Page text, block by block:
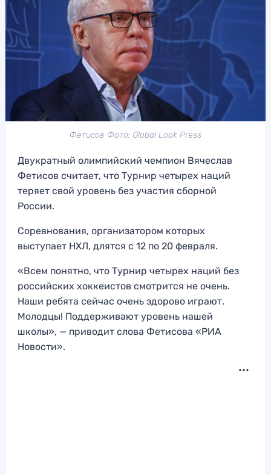
Фетисов Фото: Global Look Press
Двукратный олимпийский чемпион Вячеслав
Фетисов считает, что Турнир четырех наций
теряет свой уровень без участия сборной
России.
Соревнования, организатором которых
выступает НХЛ, длятся с 12 по 20 февраля.
«Всем понятно, что Турнир четырех наций без
российских хоккеистов смотрится не очень.
Наши ребята сейчас очень здорово играют.
Молодцы! Поддерживают уровень нашей
школы», — приводит слова Фетисова «РИА
Новости».